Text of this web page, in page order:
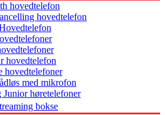
hovedtelefon
hovedtelefon
hovedtelefon
hovedtelefoner
med mikrofon
Junior høretelefoner
bokse